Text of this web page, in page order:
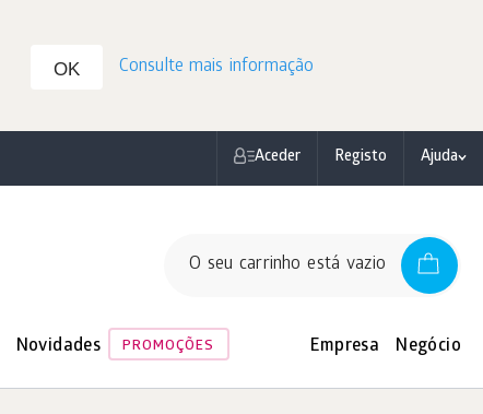
OK Consulte mais informação
Aceder Registo Ajuda
O seu carrinho está vazio
Novidades PROMOÇÕES Empresa Negócio